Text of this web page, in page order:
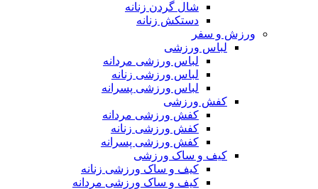
شال گردن زنانه
دستکش زنانه
ورزش و سفر
لباس ورزشی
لباس ورزشی مردانه
لباس ورزشی زنانه
لباس ورزشی پسرانه
کفش ورزشی
کفش ورزشی مردانه
کفش ورزشی زنانه
کفش ورزشی پسرانه
کیف و ساک ورزشی
کیف و ساک ورزشی زنانه
کیف و ساک ورزشی مردانه